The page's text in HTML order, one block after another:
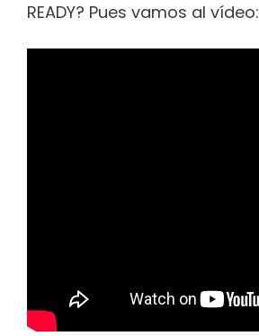
READY? Pues vamos al vídeo: